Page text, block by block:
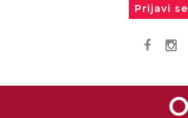
Prijavi se